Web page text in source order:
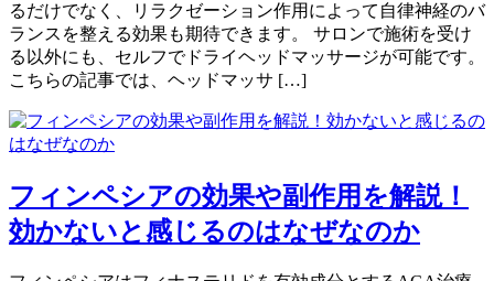
るだけでなく、リラクゼーション作用によって自律神経のバ
ランスを整える効果も期待できます。 サロンで施術を受け
る以外にも、セルフでドライヘッドマッサージが可能です。
こちらの記事では、ヘッドマッサ […]
フィンペシアの効果や副作用を解説！
効かないと感じるのはなぜなのか